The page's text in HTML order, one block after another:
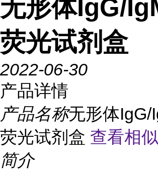
无形体IgG/
荧光试剂盒
2022-06-30
产品详情
产品名称无形体IgG/
荧光试剂盒 查看相
简介